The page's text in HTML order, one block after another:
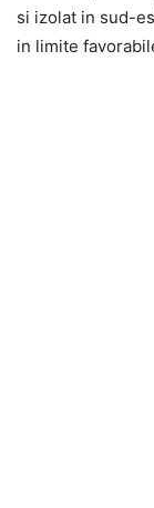
si izolat in sud-
in limite